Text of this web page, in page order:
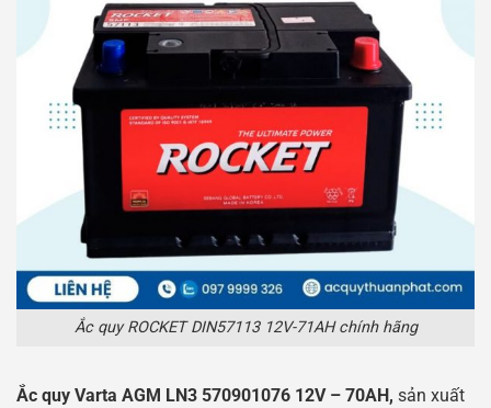
Ắc quy ROCKET DIN57113 12V-71AH chính hãng
Ắc quy Varta AGM LN3 570901076 12V – 70AH, sản xuất